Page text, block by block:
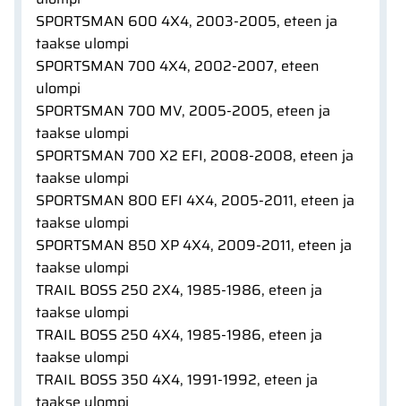
SPORTSMAN 600 4X4, 2003-2005, eteen ja
taakse ulompi
SPORTSMAN 700 4X4, 2002-2007, eteen
ulompi
SPORTSMAN 700 MV, 2005-2005, eteen ja
taakse ulompi
SPORTSMAN 700 X2 EFI, 2008-2008, eteen ja
taakse ulompi
SPORTSMAN 800 EFI 4X4, 2005-2011, eteen ja
taakse ulompi
SPORTSMAN 850 XP 4X4, 2009-2011, eteen ja
taakse ulompi
TRAIL BOSS 250 2X4, 1985-1986, eteen ja
taakse ulompi
TRAIL BOSS 250 4X4, 1985-1986, eteen ja
taakse ulompi
TRAIL BOSS 350 4X4, 1991-1992, eteen ja